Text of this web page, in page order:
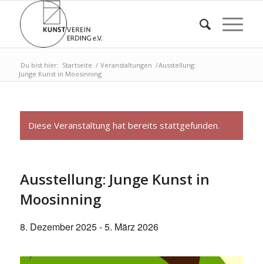
Du bist hier: Startseite / Veranstaltungen /Ausstellung:
Junge Kunst in Moosinning
Diese Veranstaltung hat bereits stattgefunden.
Ausstellung: Junge Kunst in
Moosinning
8. Dezember 2025-5. März 2026